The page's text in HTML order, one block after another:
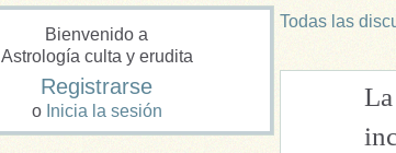
Bienvenido a
Astrología culta y erudita
Registrarse
o Inicia la sesión
Todas las